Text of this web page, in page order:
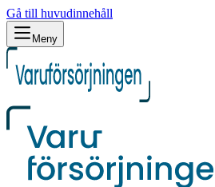
Gå till huvudinnehåll
Meny